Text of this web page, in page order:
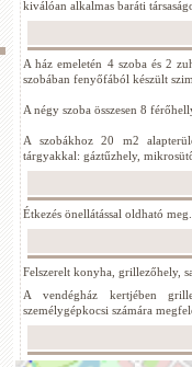
kiválóan alkalmas baráti
A ház emeletén 4 szoba és 2
szobában fenyőfából készült
A négy szoba összesen 8
A szobákhoz 20 m2
tárgyakkal: gáztűzhely,
Étkezés önellátással oldható
Felszerelt konyha, grillezőhely,
A vendégház kertjében
személygépkocsi számára